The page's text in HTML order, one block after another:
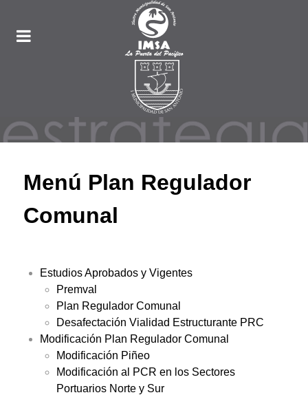
Menú Plan Regulador
Comunal
Estudios Aprobados y Vigentes
Premval
Plan Regulador Comunal
Desafectación Vialidad Estructurante PRC
Modificación Plan Regulador Comunal
Modificación Piñeo
Modificación al PCR en los Sectores
Portuarios Norte y Sur